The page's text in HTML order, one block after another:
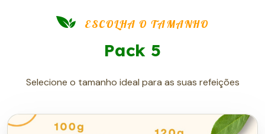
ESCOLHA O TAMANHO
Pack 5
Selecione o tamanho ideal para as suas refeições